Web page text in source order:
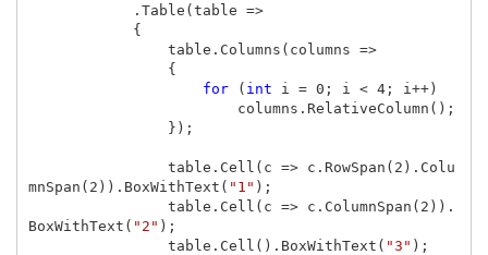
. Table ( table =>
{
table . Columns ( columns =>
{
for
( int i = 0 ; i < 4; i ++)
columns . RelativeColumn ();
});
table . Cell ( c => c . RowSpan ( 2 ). Colu
mnSpan ( 2 )). BoxWithText ( "1" );
table . Cell ( c => c . ColumnSpan ( 2 )).
BoxWithText ( "2" );
table . Cell (). BoxWithText ( "3" );